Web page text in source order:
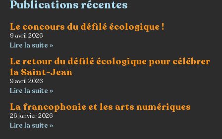
Publications récentes
Le concours du défilé écologique !
9 avril 2026
Lire la suite »
Le retour du défilé écologique pour célébrer
la Saint-Jean
9 avril 2026
Lire la suite »
La francophonie et les arts numériques
26 janvier 2026
Lire la suite »